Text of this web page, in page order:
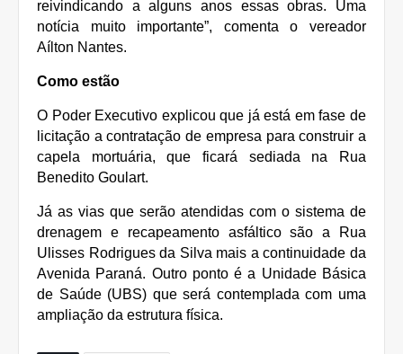
reivindicando a alguns anos essas obras. Uma
notícia muito importante”, comenta o vereador
Aílton Nantes.
Como estão
O Poder Executivo explicou que já está em fase de
licitação a contratação de empresa para construir a
capela mortuária, que ficará sediada na Rua
Benedito Goulart.
Já as vias que serão atendidas com o sistema de
drenagem e recapeamento asfáltico são a Rua
Ulisses Rodrigues da Silva mais a continuidade da
Avenida Paraná. Outro ponto é a Unidade Básica
de Saúde (UBS) que será contemplada com uma
ampliação da estrutura física.